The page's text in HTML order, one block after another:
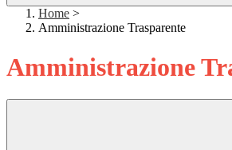
Home >
Amministrazione Trasparente
Amministrazione